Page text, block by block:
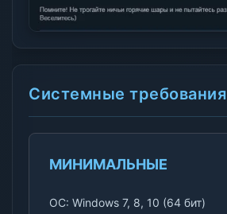
Системные требования
МИНИМАЛЬНЫЕ
ОС: Windows 7, 8, 10 (64 бит)